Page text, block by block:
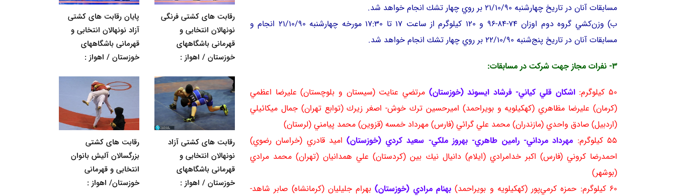
مسابقات آنان در تاريخ چهارشنبه 21/10/90 بر روي چهار تشك انجام خواهد شد.
ب) وزن‌كشي گروه دوم اوزان 74-84-96 و 120 كيلوگرم از ساعت 17 تا 17:30 مورخه چهارشنبه 21/10/90 انجام و
مسابقات آنان در تاريخ پنج‌شنبه 22/10/90 بر روي چهار تشك انجام خواهد شد.
3- نفرات مجاز جهت شركت در مسابقات:
50 كيلوگرم:
اشكان قلي كياني- فرشاد ايسوند (خوزستان)مرتضي عنايت (سيستان و بلوچستان) عليرضا اعظمي
(كرمان) عليرضا مظاهري (كهكيلويه و بويراحمد) اميرحسين ترك خوش- اصغر زيرك (توابع تهران) جمال ميكائيلي
(اردبيل) صادق واحدي (مازندران) محمد علي گرائي (فارس) مهرداد خمسه (قزوين) محمد پيامني (لرستان)
55 كيلوگرم:
مهرداد مرداني- رامين طاهري- بهروز ملكي- سعيد كردي (خوزستان) اميد قادري (خراسان رضوي)
احمدرضا كروني (فارس) اكبر خدامرادي (ايلام) دانيال نيك بين (كردستان) علي همدانيان (تهران) محمد مرادي
(بوشهر)
60 كيلوگرم: حمزه كرمي‌پور (كهكيلويه و بويراحمد)
بهنام مرادي (خوزستان)بهرام جليليان (كرمانشاه) صابر شاهد-
رقابت های کشتی فرنگی
نونهالان انتخابی و
قهرمانی باشگاههای
خوزستان / اهواز :
پایان رقابت های کشتی
آزاد نونهالان انتخابی و
قهرمانی باشگاههای
خوزستان / اهواز :
رقابت های کشتی آزاد
نونهالان انتخابی و
قهرمانی باشگاههای
خوزستان / اهواز :
رقابت های کشتی
بزرگسالان آلیش بانوان
انتخابی و قهرمانی
خوزستان/ اهواز :